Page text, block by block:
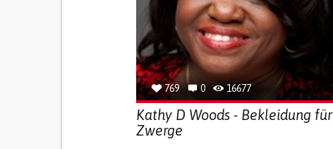
769 0 16677
Kathy D Woods - Bekleidung für
Zwerge